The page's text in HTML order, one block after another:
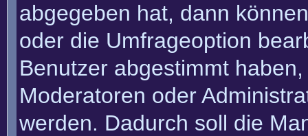
abgegeben hat, dann
oder die Umfrageoption
Benutzer abgestimmt
Moderatoren oder
werden. Dadurch soll die